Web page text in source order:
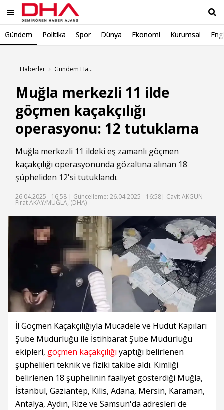
Gündem Politika Spor Dünya Ekonomi Kurumsal
Haberler Gündem Haberleri
Muğla merkezli 11 ilde
göçmen kaçakçılığı
operasyonu: 12 tutuklama
Muğla merkezli 11 ildeki eş zamanlı göçmen
kaçakçılığı operasyonunda gözaltına alınan 18
şüpheliden 12'si tutuklandı.
26.04.2025 - 16:58 | Güncelleme: 26.04.2025 - 16:58| Cavit AKGÜN-
Fırat AKAY/MUĞLA, (DHA)-
İl Göçmen Kaçakçılığıyla Mücadele ve Hudut Kapıları
Şube Müdürlüğü ile İstihbarat Şube Müdürlüğü
ekipleri, göçmen kaçakçılığı yaptığı belirlenen
şüphelileri teknik ve fiziki takibe aldı. Kimliği
belirlenen 18 şüphelinin faaliyet gösterdiği Muğla,
İstanbul, Gaziantep, Kilis, Adana, Mersin, Karaman,
Antalya, Aydın, Rize ve Samsun'da adresleri de